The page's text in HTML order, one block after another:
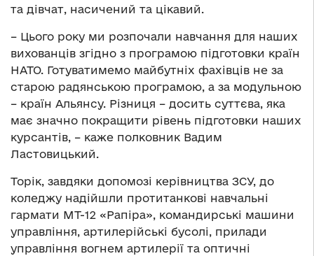
та дівчат, насичений та цікавий.
– Цього року ми розпочали навчання для наших
вихованців згідно з програмою підготовки країн
НАТО. Готуватимемо майбутніх фахівців не за
старою радянською програмою, а за модульною
– країн Альянсу. Різниця – досить суттєва, яка
має значно покращити рівень підготовки наших
курсантів, – каже полковник Вадим
Ластовицький.
Торік, завдяки допомозі керівництва ЗСУ, до
коледжу надійшли протитанкові навчальні
гармати МТ-12 «Рапіра», командирські машини
управління, артилерійські бусолі, прилади
управління вогнем артилерії та оптичні